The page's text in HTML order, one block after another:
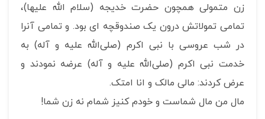
زن متمولی همچون حضرت خدیجه (سلام الله علیها)،
تمامی تمولاتش درون یک صندوقچه ای بود. و تمامی آنرا
در شب عروسی با نبی اکرم (صلی‌الله علیه و آله) به
خدمت نبی اکرم (صلی‌الله علیه و آله) عرضه نمودند و
عرض کردند: مالی مالک و انا امتک.
مال من مال شماست و خودم کنیز شمام نه زن شما!